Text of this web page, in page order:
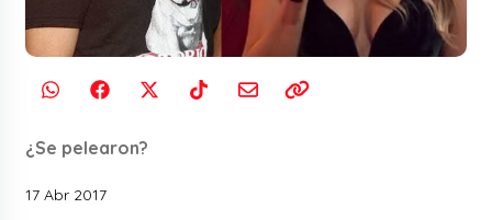
¿Se pelearon?
17 Abr 2017